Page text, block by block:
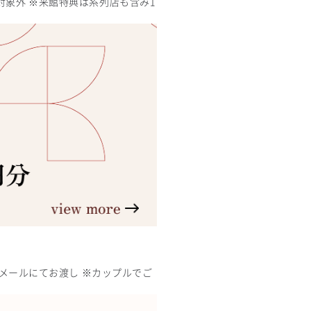
ールにてお渡し ※カップルでご